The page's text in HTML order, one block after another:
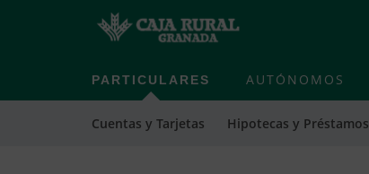
PARTICULARES
Cuentas y Tarjetas Hipotecas y Préstamos
AUTÓNOMOS